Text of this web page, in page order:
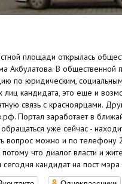
площади открылась
Акбулатова. В
по юридическим,
кандидата, это еще и
связь с красноярцами.
Портал заработает в
уже сейчас -
вопрос можно и по
что диалог власти и
сегодня кандидат на пост